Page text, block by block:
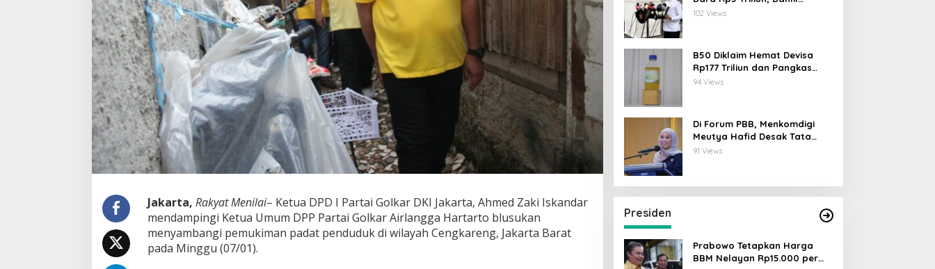
a
n
A
i
r
l
a
n
g
g
a
H
a
r
r
t
o
P
Jakarta, Rakyat Menilai– Ketua DPD I Partai Golkar DKI Jakarta, Ahmed Zaki Iskandar
mendampingi Ketua Umum DPP Partai Golkar Airlangga Hartarto blusukan
menyambangi pemukiman padat penduduk di wilayah Cengkareng, Jakarta Barat
pada Minggu (07/01).
Lahadalia: ESDM Siap Berikan
102 Views
B50 Diklaim Hemat Devisa
Rp177 Triliun dan Pangkas
Emisi 44 Juta Ton CO₂
94 Views
Di Forum PBB, Menkomdigi
Meutya Hafid Desak Tata
Kelola AI Global Utamakan
91 Views
Presiden
Prabowo Tetapkan Harga
BBM Nelayan Rp15.000 per